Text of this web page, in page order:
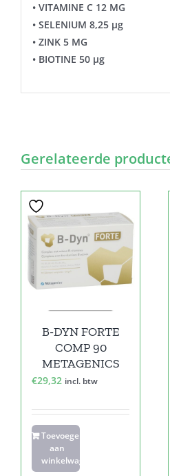
• VITAMINE C 12 MG
• SELENIUM 8,25 µg
• ZINK 5 MG
• BIOTINE 50 μg
Gerelateerde
B-DYN FORTE
COMP 90
METAGENICS
€29,32 incl. btw
Toevoegen
aan
winkelwagen